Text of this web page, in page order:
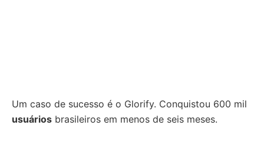
Um caso de sucesso é o Glorify. Conquistou 600 mil
usuários brasileiros em menos de seis meses.